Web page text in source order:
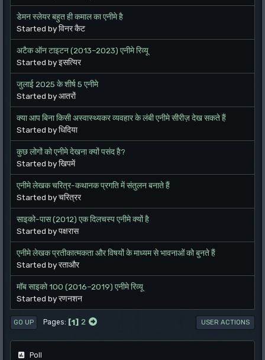
डेमन स्लेयर बहुत ही कमाल का एनीमे है
Started by विनर कैट
अटैक ऑन टाइटन (2013–2023) एनीमे रिव्यू
Started by इसत्यिर
जुलाई 2025 के शीर्ष 5 एनीमे
Started by आतरों
क्या आप बिना किसी अस्वास्थ्यकर व्यवहार के लंबी एनीमे सीरीज़ देख सकते हैं
Started by धिदिया
कुछ लोगों को एनीमे देखना क्यों पसंद है?
Started by खिपमें
एनीमे लेखक चरित्र-कथानक प्रगति में संतुलन बनाते हैं
Started by चरित्रर
साइको-पास (2012) एक दिलचस्प एनीमे क्यों है
Started by पक्षरास
एनीमे लेखक प्रतीकात्मकता और विषयों के माध्यम से भावनाओं को बुनते हैं
Started by रताऔर
मॉब साइको 100 (2016–2019) एनीमे रिव्यू
Started by रणनशन
GO UP Pages 1 2 USER ACTIONS
Poll